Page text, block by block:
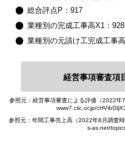
総合評点P：917
業種別の完成工事高X1：928
業種別の元請け工完成工事
経営事項審査項
参照元：経営事項審査による評価（2022
www7.ciic.or.jp/
参照元：年間工事売上高（2022年8月調査
s-as.net/